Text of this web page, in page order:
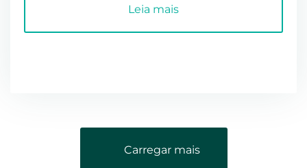
Leia mais
Carregar mais